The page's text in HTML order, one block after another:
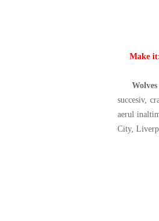
Make
Wolves
succesiv,
aerul
City,